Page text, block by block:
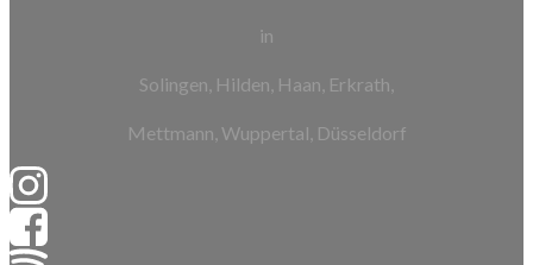
in
Solingen, Hilden, Haan, Erkrath,
Mettmann, Wuppertal, Düsseldorf